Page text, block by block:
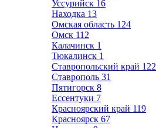
Уссурийск 16
Находка 13
Омская область 124
Омск 112
Калачинск 1
Тюкалинск 1
Ставропольский край 122
Ставрополь 31
Пятигорск 8
Ессентуки 7
Красноярский край 119
Красноярск 67